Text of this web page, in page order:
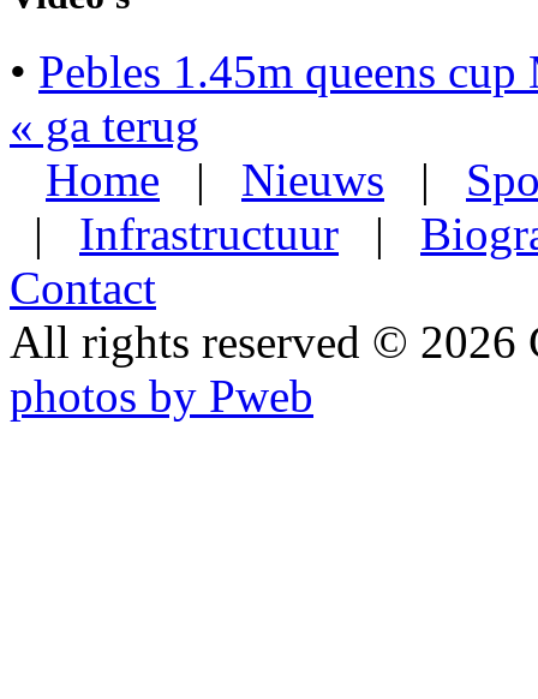
• Pebles 1.45m queens cup
« ga terug
Home | Nieuws |
| Infrastructuur |
Contact
All rights reserved ©
photos by Pweb